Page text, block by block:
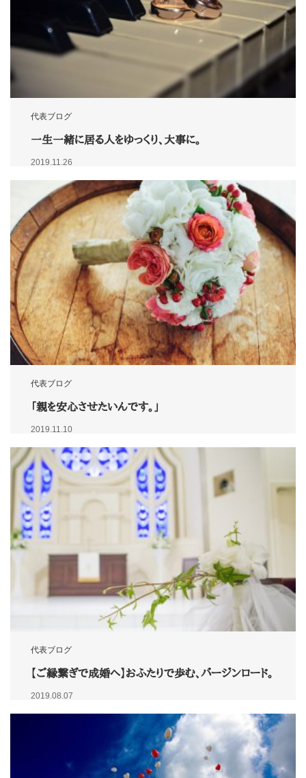
代表ブログ
一生一緒に居る人をゆっくり、大事に。
2019.11.26
代表ブログ
「親を安心させたいんです。」
2019.11.10
代表ブログ
【ご縁繋ぎで成婚へ】おふたりで歩む、バージンロード。
2019.08.07